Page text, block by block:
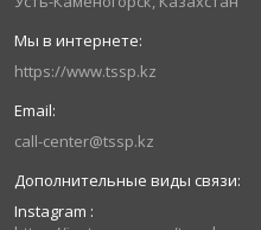
https://www.tssp.kz
call-center@tssp.kz
Instagram